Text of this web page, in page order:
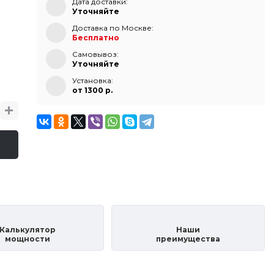
Уточняйте
Доставка по Москве:
Бесплатно
Самовывоз:
Уточняйте
Установка:
от 1300 p.
Калькулятор
мощности
Наши
преимущества